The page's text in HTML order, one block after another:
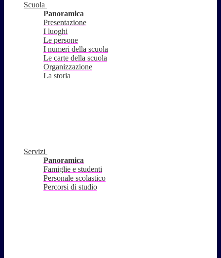
Scuola
Panoramica
Presentazione
I luoghi
Le persone
I numeri della scuola
Le carte della scuola
Organizzazione
La storia
Servizi
Panoramica
Famiglie e studenti
Personale scolastico
Percorsi di studio